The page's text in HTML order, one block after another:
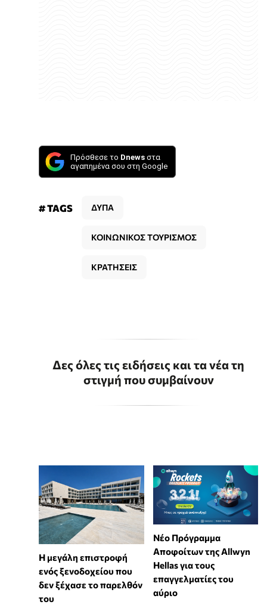
Πρόσθεσε το Dnews στα
αγαπημένα σου στη Google
# TAGS ΔΥΠΑ
ΚΟΙΝΩΝΙΚΟΣ ΤΟΥΡΙΣΜΟΣ
ΚΡΑΤΗΣΕΙΣ
Δες όλες τις ειδήσεις και τα νέα τη
στιγμή που συμβαίνουν
Η μεγάλη επιστροφή
ενός ξενοδοχείου που
δεν ξέχασε το παρελθόν
του
Νέο Πρόγραμμα
Αποφοίτων της Allwyn
Hellas για τους
επαγγελματίες του
αύριο